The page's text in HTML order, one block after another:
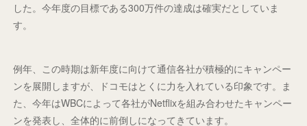
した。今年度の目標である300万件の達成は確実だとしていま
す。
例年、この時期は新年度に向けて通信各社が積極的にキャンペー
ンを展開しますが、ドコモはとくに力を入れている印象です。ま
た、今年はWBCによって各社がNetflixを組み合わせたキャンペー
ンを発表し、全体的に前倒しになってきています。